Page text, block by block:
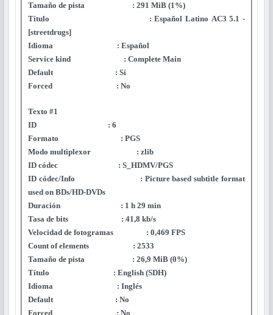
Tamaño de pista : 291 MiB (1%)
Título : Español Latino AC3 5.1 -
[streetdrugs]
Idioma : Español
Service kind : Complete Main
Default : Sí
Forced : No
Texto #1
ID : 6
Formato : PGS
Modo multiplexor : zlib
ID códec : S_HDMV/PGS
ID códec/Info : Picture based subtitle format
used on BDs/HD-DVDs
Duración : 1 h 29 min
Tasa de bits : 41,8 kb/s
Velocidad de fotogramas : 0,469 FPS
Count of elements : 2533
Tamaño de pista : 26,9 MiB (0%)
Título : English (SDH)
Idioma : Inglés
Default : No
Forced : No